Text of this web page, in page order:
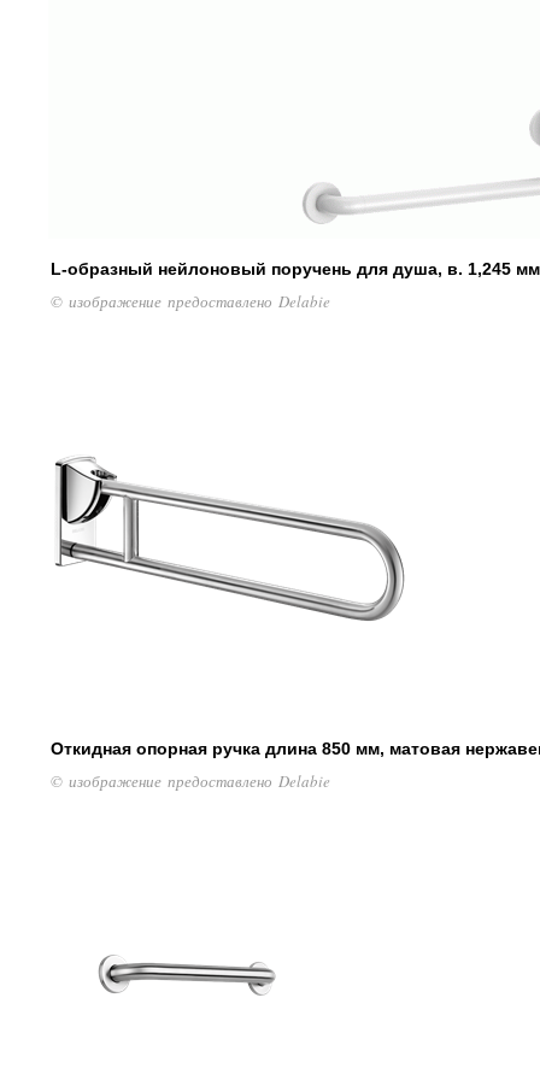
L-образный нейлоновый поручень для душа, в. 1,245 мм
© изображение предоставлено Delabie
Откидная опорная ручка длина 850 мм, матовая
© изображение предоставлено Delabie